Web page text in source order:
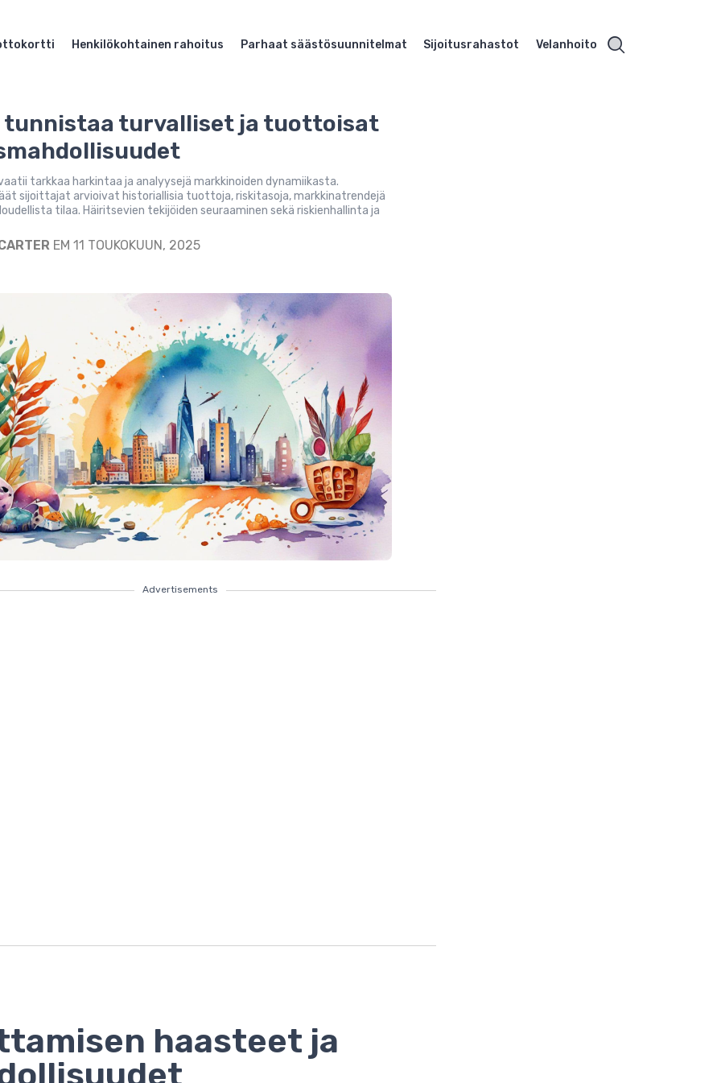
Henkilökohtainen rahoitus Parhaat säästösuunnitelmat Sijoitusrahastot Velanhoito
tunnistaa turvalliset ja tuottoisat
tarkkaa harkintaa ja analyysejä markkinoiden dynamiikasta.
sijoittajat arvioivat historiallisia tuottoja, riskitasoja, markkinatrendejä
tilaa. Häiritsevien tekijöiden seuraaminen sekä riskienhallinta ja
EM 11 TOUKOKUUN, 2025
Advertisements
haasteet ja